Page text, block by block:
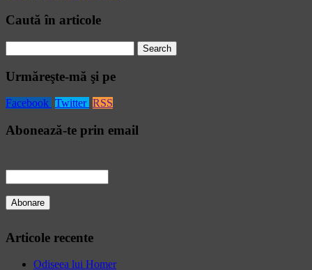
Caută în articole
for:
Urmăreşte-mă şi pe
Facebook Twitter RSS
Abonează-te prin email
Articole recente
Odiseea lui Homer